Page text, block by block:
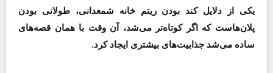
یکی از دلایل کند بودن ریتم خانه شمعدانی، طولانی بودن
پلان‌هاست که اگر کوتاه‌تر می‌شد، آن وقت با همان قصه‌های
ساده می‌شد جذابیت‌های بیشتری ایجاد کرد.